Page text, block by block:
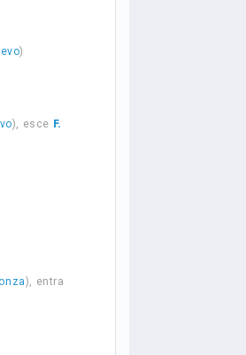
)
), esce F.
), entra